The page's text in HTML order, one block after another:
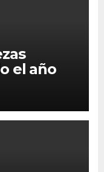
el año